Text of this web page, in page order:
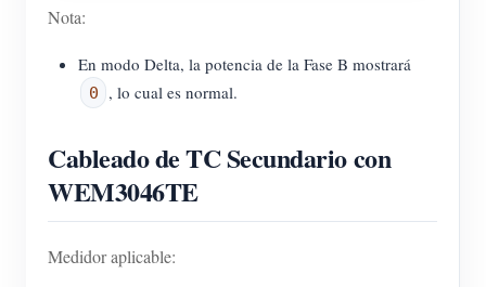
Nota:
En modo Delta, la potencia de la Fase B mostrará
0 , lo cual es normal.
Cableado de TC Secundario con
WEM3046TE
Medidor aplicable: